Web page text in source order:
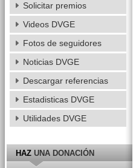
Solicitar premios
Videos DVGE
Fotos de seguidores
Noticias DVGE
Descargar referencias
Estadisticas DVGE
Utilidades DVGE
HAZUNA DONACIÓN